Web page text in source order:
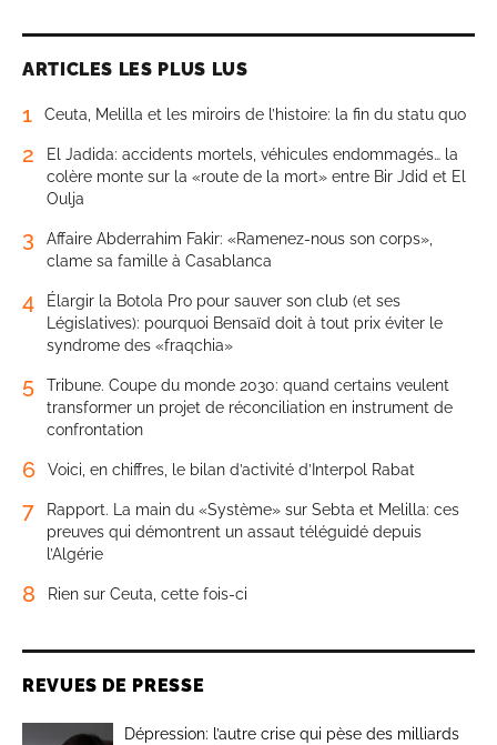
ARTICLES LES PLUS LUS
1 Ceuta, Melilla et les miroirs de l’histoire: la fin du statu quo
2
El Jadida: accidents mortels, véhicules endommagés… la
colère monte sur la «route de la mort» entre Bir Jdid et El
Oulja
3
Affaire Abderrahim Fakir: «Ramenez-nous son corps»,
clame sa famille à Casablanca
4
Élargir la Botola Pro pour sauver son club (et ses
Législatives): pourquoi Bensaïd doit à tout prix éviter le
syndrome des «fraqchia»
5
Tribune. Coupe du monde 2030: quand certains veulent
transformer un projet de réconciliation en instrument de
confrontation
6 Voici, en chiffres, le bilan d’activité d’Interpol Rabat
7
Rapport. La main du «Système» sur Sebta et Melilla: ces
preuves qui démontrent un assaut téléguidé depuis
l’Algérie
8 Rien sur Ceuta, cette fois-ci
REVUES DE PRESSE
Dépression: l’autre crise qui pèse des milliards